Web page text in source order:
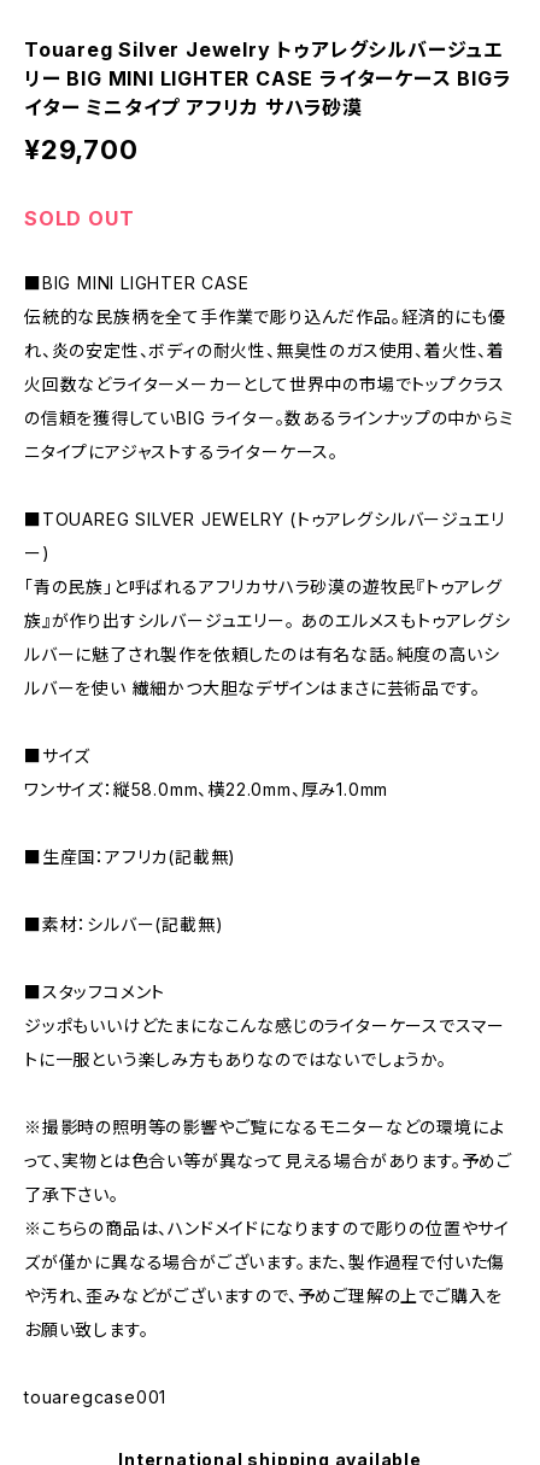
Touareg Silver Jewelry トゥアレグシルバージュエ
リー BIG MINI LIGHTER CASE ライターケース BIGラ
イター ミニタイプ アフリカ サハラ砂漠
¥29,700
SOLD OUT
■BIG MINI LIGHTER CASE
伝統的な民族柄を全て手作業で彫り込んだ作品。経済的にも優
れ、炎の安定性、ボディの耐火性、無臭性のガス使用、着火性、着
火回数などライターメーカーとして世界中の市場でトップクラス
の信頼を獲得していBIG ライター。数あるラインナップの中からミ
ニタイプにアジャストするライターケース。
■TOUAREG SILVER JEWELRY (トゥアレグシルバージュエリ
ー)
「青の民族」と呼ばれるアフリカサハラ砂漠の遊牧民『トゥアレグ
族』が作り出すシルバージュエリー。 あのエルメスもトゥアレグシ
ルバーに魅了され製作を依頼したのは有名な話。純度の高いシ
ルバーを使い 繊細かつ大胆なデザインはまさに芸術品です。
■サイズ
ワンサイズ：縦58.0mm、横22.0mm、厚み1.0mm
■生産国：アフリカ(記載無)
■素材：シルバー(記載無)
■スタッフコメント
ジッポもいいけどたまになこんな感じのライターケースでスマー
トに一服という楽しみ方もありなのではないでしょうか。
※撮影時の照明等の影響やご覧になるモニターなどの環境によ
って、実物とは色合い等が異なって見える場合があります。予めご
了承下さい。
※こちらの商品は、ハンドメイドになりますので彫りの位置やサイ
ズが僅かに異なる場合がございます。また、製作過程で付いた傷
や汚れ、歪みなどがございますので、予めご理解の上でご購入を
お願い致します。
touaregcase001
International shipping available